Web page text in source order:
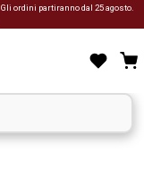
. Gli ordini partiranno dal 25 agosto.